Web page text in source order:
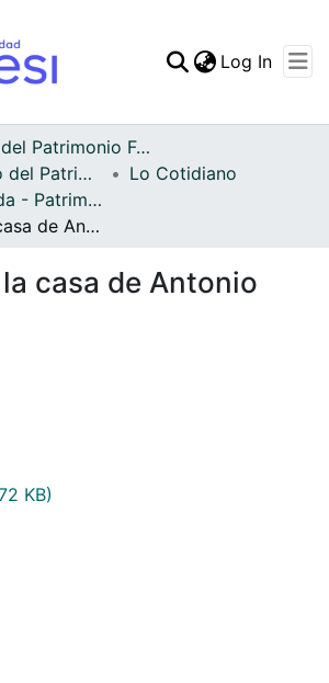
Statistics
Log In
Archivo del Patrimonio Fotográfico y Fílmico del Valle del Cauca
Fondo Archivo del Patrimonio Fotográfico y Fílmico del Valle del Cauca
Lo Cotidiano
APFFVC - Moda - Patrimonial
Interior de la casa de Antonio Payán
casa de Antonio
KB)